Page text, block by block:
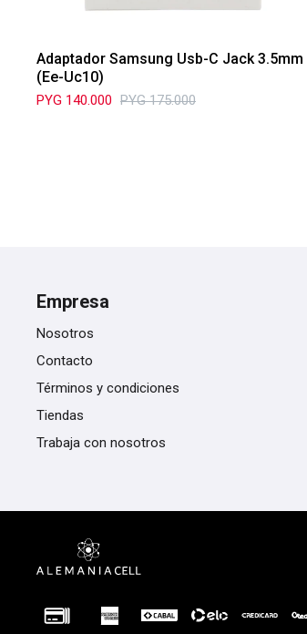
Adaptador Samsung Usb-C Jack 3.5mm
(Ee-Uc10)
PYG 140.000 PYG 175.000
Empresa
Nosotros
Contacto
Términos y condiciones
Tiendas
Trabaja con nosotros